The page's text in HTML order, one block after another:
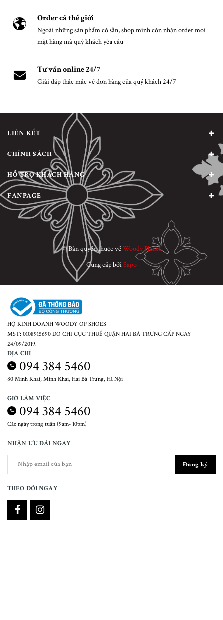
Order cả thế giới
Ngoài những sản phẩm có sẵn, shop mình còn nhận order mọi
mặt hàng mà quý khách yêu cầu
Tư vấn online 24/7
Giải đáp thắc mắc về đơn hàng của quý khách 24/7
LIÊN KẾT
CHÍNH SÁCH
HỖ TRỢ KHÁCH HÀNG
FANPAGE
© Bản quyền thuộc vềWoody Planet
Cung cấp bởiSapo
HỘ KINH DOANH WOODY OF SHOES
MST: 0108915690 DO CHI CỤC THUẾ QUẬN HAI BÀ TRƯNG CẤP NGÀY
24/09/2019.
ĐỊA CHỈ
094 384 5460
80 Minh Khai, Minh Khai, Hai Bà Trưng, Hà Nội
GIỜ LÀM VIỆC
094 384 5460
Các ngày trong tuần (9am- 10pm)
NHẬN ƯU ĐÃI NGAY
Đăng ký
THEO DÕI NGAY